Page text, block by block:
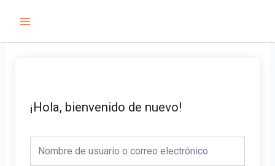
contenido
Menu
¡Hola, bienvenido de nuevo!